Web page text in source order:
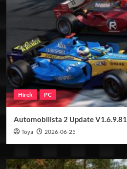
Hírek PC
Automobilista 2 Update V1.6.9.81
Toya 2026-06-25